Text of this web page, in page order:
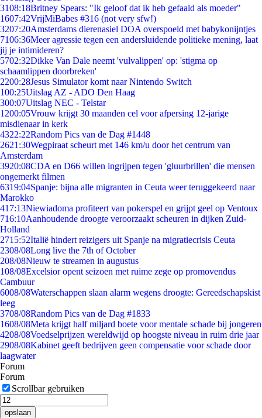
3108:18Britney Spears: "Ik geloof dat ik heb gefaald als moeder"
1607:42VrijMiBabes #316 (not very sfw!)
3207:20Amsterdams dierenasiel DOA overspoeld met babykonijntjes
7106:36Meer agressie tegen een andersluidende politieke mening, laat
jij je intimideren?
5702:32Dikke Van Dale neemt 'vulvalippen' op: 'stigma op
schaamlippen doorbreken'
2200:28Jesus Simulator komt naar Nintendo Switch
100:25Uitslag AZ - ADO Den Haag
300:07Uitslag NEC - Telstar
1200:05Vrouw krijgt 30 maanden cel voor afpersing 12-jarige
misdienaar in kerk
4322:22Random Pics van de Dag #1448
2621:30Wegpiraat scheurt met 146 km/u door het centrum van
Amsterdam
3920:08CDA en D66 willen ingrijpen tegen 'gluurbrillen' die mensen
ongemerkt filmen
6319:04Spanje: bijna alle migranten in Ceuta weer teruggekeerd naar
Marokko
417:13Niewiadoma profiteert van pokerspel en grijpt geel op Ventoux
716:10Aanhoudende droogte veroorzaakt scheuren in dijken Zuid-
Holland
2715:52Italië hindert reizigers uit Spanje na migratiecrisis Ceuta
2308/08Long live the 7th of October
208/08Nieuw te streamen in augustus
108/08Excelsior opent seizoen met ruime zege op promovendus
Cambuur
6008/08Waterschappen slaan alarm wegens droogte: Gereedschapskist
leeg
3708/08Random Pics van de Dag #1833
1608/08Meta krijgt half miljard boete voor mentale schade bij jongeren
4208/08Voedselprijzen wereldwijd op hoogste niveau in ruim drie jaar
2908/08Kabinet geeft bedrijven geen compensatie voor schade door
laagwater
Forum
Forum
Scrollbar gebruiken
opslaan